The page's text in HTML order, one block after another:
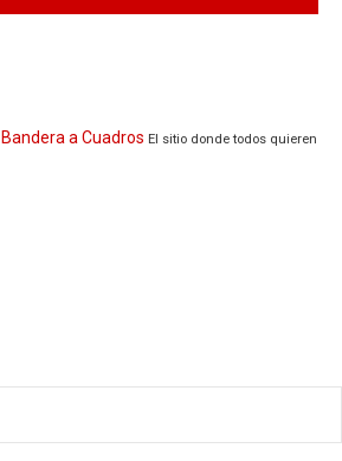
Bandera a Cuadros El sitio donde todos quieren